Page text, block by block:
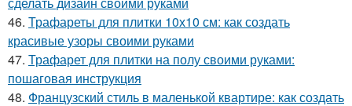
46. Трафареты для плитки 10х10 см: как создать
красивые узоры своими руками
47. Трафарет для плитки на полу своими руками:
пошаговая инструкция
48. Французский стиль в маленькой квартире: как создать